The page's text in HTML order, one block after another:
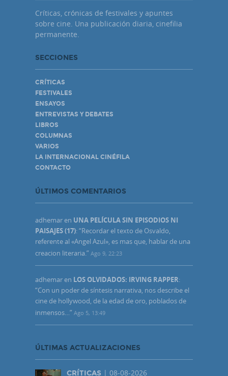
Críticas, crónicas de festivales y apuntes
sobre cine. Una publicación diaria, cinefilia
permanente.
SECCIONES
CRÍTICAS
FESTIVALES
ENSAYOS
ENTREVISTAS Y DEBATES
LIBROS
COLUMNAS
VARIOS
LA INTERNACIONAL CINÉFILA
CONTACTO
ÚLTIMOS COMENTARIOS
adhemar en UNA PELÍCULA SIN EPISODIOS NI
PAISAJES (17): “Recordar el texto de Osvaldo,
referente al «Angel Azul», es mas que, hablar de una
creacion literaria.” Ago 9, 22:23
adhemar en LOS OLVIDADOS: IRVING RAPPER:
“Con un poder de síntesis narrativa, nos describe el
cine de hollywood, de la edad de oro, poblados de
inmensos…” Ago 5, 13:49
ÚLTIMAS ACTUALIZACIONES
CRÍTICAS | 08-08-2026